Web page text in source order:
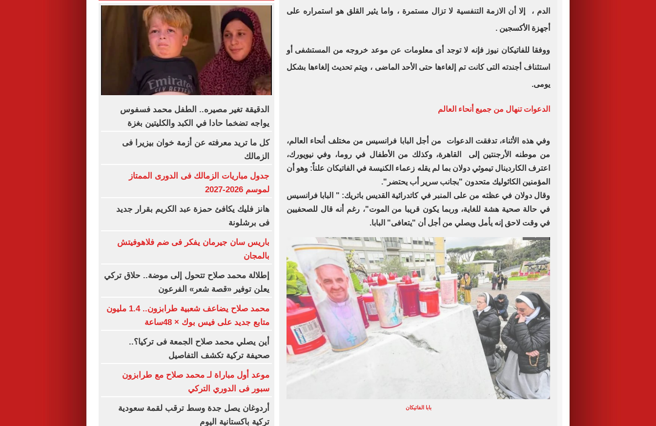
الدم ، إلا أن الازمة التنفسية لا تزال مستمرة ، واما يثير القلق هو استمراره على
أجهزة الأكسجين .
ووفقا للفاتيكان نيوز فإنه لا توجد أى معلومات عن موعد خروجه من المستشفى أو
استئناف أجندته التى كانت تم إلغاءها حتى الأحد الماضى ، ويتم تحديث إلغاءها بشكل
يومى.
الدعوات تنهال من جميع أنحاء العالم
وفي هذه الأثناء، تدفقت الدعوات من أجل البابا فرانسيس من مختلف أنحاء العالم،
من موطنه الأرجنتين إلى القاهرة، وكذلك من الأطفال في روما، وفي نيويورك،
اعترف الكاردينال تيموثي دولان بما لم يقله زعماء الكنيسة في الفاتيكان علناً: وهو أن
المؤمنين الكاثوليك متحدون "بجانب سرير أب يحتضر".
وقال دولان في عظته من على المنبر في كاتدرائية القديس باتريك: " البابا فرانسيس
في حالة صحية هشة للغاية، وربما يكون قريبا من الموت"، رغم أنه قال للصحفيين
في وقت لاحق إنه يأمل ويصلي من أجل أن "يتعافى" البابا.
بابا الفاتيكان
الدقيقة تغير مصيره.. الطفل محمد فسفوس
يواجه تضخما حادا في الكبد والكليتين بغزة
كل ما تريد معرفته عن أزمة خوان بيزيرا فى
الزمالك
جدول مباريات الزمالك فى الدورى الممتاز
لموسم 2026-2027
هانز فليك يكافئ حمزة عبد الكريم بقرار جديد
فى برشلونة
باريس سان جيرمان يفكر فى ضم فلاهوفيتش
بالمجان
إطلالة محمد صلاح تتحول إلى موضة.. حلاق تركي
يعلن توفير «قصة شعر» الفرعون
محمد صلاح يضاعف شعبية طرابزون.. 1.4 مليون
متابع جديد على فيس بوك × 48ساعة
أين يصلي محمد صلاح الجمعة فى تركيا؟..
صحيفة تركية تكشف التفاصيل
موعد أول مباراة لـ محمد صلاح مع طرابزون
سبور فى الدوري التركي
أردوغان يصل جدة وسط ترقب لقمة سعودية
تركية باكستانية اليوم